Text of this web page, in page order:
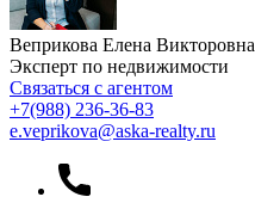
Веприкова Елена Викторовна
Эксперт по недвижимости
Связаться с агентом
+7(988) 236-36-83
e.veprikova@aska-realty.ru